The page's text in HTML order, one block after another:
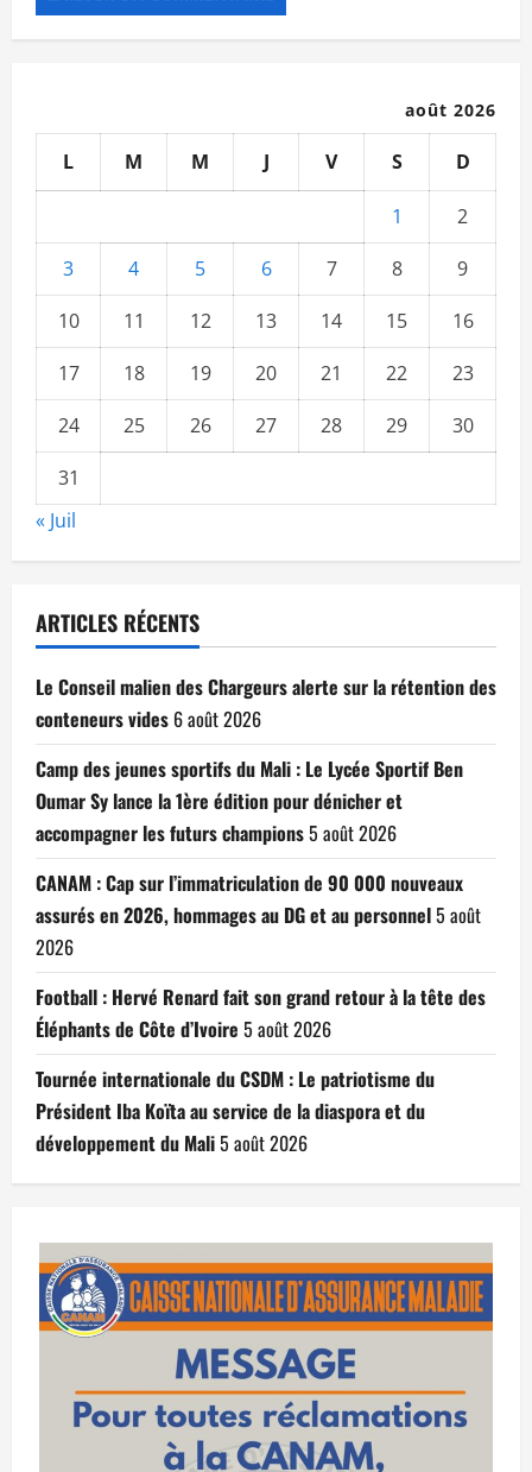
août 2026
L M M J V S D
1
2
3
4 5 6 7 8
9
10
11 12 13 14 15
16
17
18 19 20 21 22
23
24
25 26 27 28 29
30
31
« Juil
ARTICLES RÉCENTS
Le Conseil malien des Chargeurs alerte sur la rétention des
conteneurs vides 6 août 2026
Camp des jeunes sportifs du Mali : Le Lycée Sportif Ben
Oumar Sy lance la 1ère édition pour dénicher et
accompagner les futurs champions5 août 2026
CANAM : Cap sur l’immatriculation de 90 000 nouveaux
assurés en 2026, hommages au DG et au personnel5 août
2026
Football : Hervé Renard fait son grand retour à la tête des
Éléphants de Côte d’Ivoire 5 août 2026
Tournée internationale du CSDM : Le patriotisme du
Président Iba Koïta au service de la diaspora et du
développement du Mali5 août 2026